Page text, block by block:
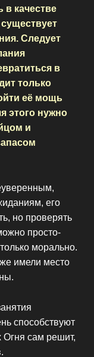
в качестве
Следует
в
только
её мощь
этого нужно
и
его
но проверять
просто-
морально.
имели место
способствуют
Огня сам решит,